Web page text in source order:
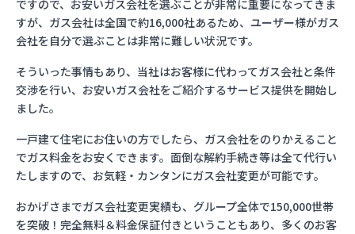
ですので、お安いガス会社を選ぶことが非常に重要になってきま
すが、ガス会社は全国で約16,000社あるため、ユーザー様がガス
会社を自分で選ぶことは非常に難しい状況です。
そういった事情もあり、当社はお客様に代わってガス会社と条件
交渉を行い、お安いガス会社をご紹介するサービス提供を開始し
ました。
一戸建て住宅にお住いの方でしたら、ガス会社をのりかえること
でガス料金をお安くできます。面倒な解約手続き等は全て代行い
たしますので、お気軽・カンタンにガス会社変更が可能です。
おかげさまでガス会社変更実績も、グループ全体で150,000世帯
を突破！完全無料＆料金保証付きということもあり、多くのお客